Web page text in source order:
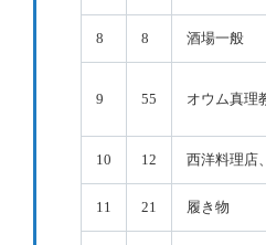
8 8 酒場一般
9 55 オウム真理
10 12 西洋料理店
11 21 履き物